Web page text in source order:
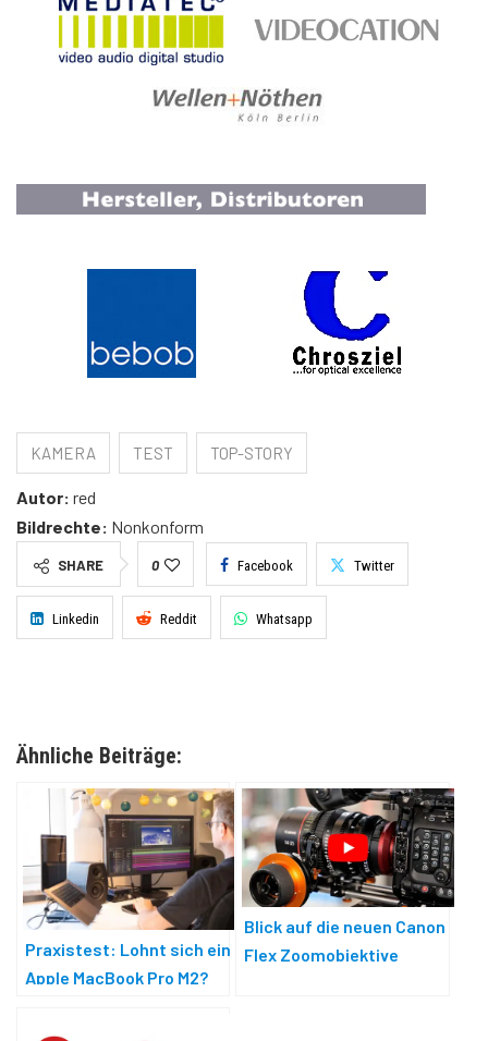
KAMERA TEST TOP-STORY
Autor: red
Bildrechte: Nonkonform
SHARE 0 Facebook Twitter
Linkedin Reddit Whatsapp
Ähnliche Beiträge:
Praxistest: Lohnt sich ein
Apple MacBook Pro M2?
Blick auf die neuen Canon
Flex Zoomobjektive